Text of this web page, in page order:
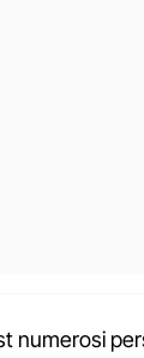
numerosi